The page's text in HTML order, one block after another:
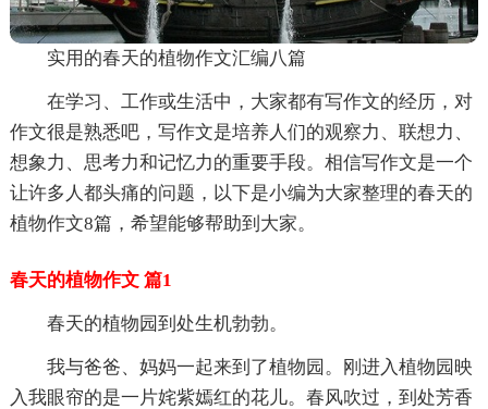
实用的春天的植物作文汇编八篇
在学习、工作或生活中，大家都有写作文的经历，对
作文很是熟悉吧，写作文是培养人们的观察力、联想力、
想象力、思考力和记忆力的重要手段。相信写作文是一个
让许多人都头痛的问题，以下是小编为大家整理的春天的
植物作文8篇，希望能够帮助到大家。
春天的植物作文 篇1
春天的植物园到处生机勃勃。
我与爸爸、妈妈一起来到了植物园。刚进入植物园映
入我眼帘的是一片姹紫嫣红的花儿。春风吹过，到处芳香